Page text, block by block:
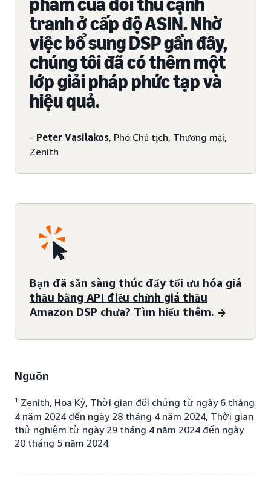
tranh ở cấp độ ASIN. Nhờ
việc bổ sung DSP gần đây,
chúng tôi đã có thêm một
lớp giải pháp phức tạp và
hiệu quả.
- Peter Vasilakos, Phó Chủ tịch, Thương mại,
Zenith
Bạn đã sẵn sàng thúc đẩy tối ưu hóa giá
thầu bằng API điều chỉnh giá thầu
Amazon DSP chưa? Tìm hiểu thêm.
Nguồn
1 Zenith, Hoa Kỳ, Thời gian đối chứng từ ngày 6 tháng
4 năm 2024 đến ngày 28 tháng 4 năm 2024, Thời gian
thử nghiệm từ ngày 29 tháng 4 năm 2024 đến ngày
20 tháng 5 năm 2024